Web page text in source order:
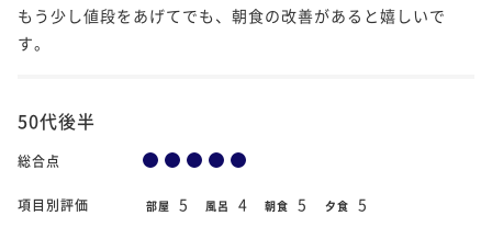
もう少し値段をあげてでも、朝食の改善があると嬉しいで
す。
50代後半
総合点
項目別評価 部屋 5 風呂 4 朝食 5 夕食 5